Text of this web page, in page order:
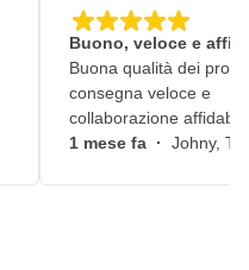
Buono, veloce e
Buona qualità dei
consegna veloce e
collaborazione
1 mese fa · Johny,